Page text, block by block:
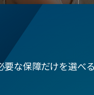
な保障だけを選べ